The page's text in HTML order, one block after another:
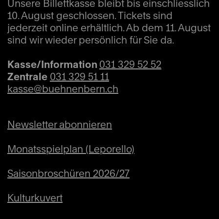
Suite aus GOD OF WAR
Bear McCreary / arr. Thomas Byla (9‘)
«Baba Yetu»aus CIVILIZATION IV
Christopher Tin (4’)
«One Winged Angel»aus FINAL FANTASY
VII
«Toss A Coin To Your Witcher»
Unsere Billettkasse bleibt bis einschliesslich
10. August geschlossen. Tickets sind
jederzeit online erhältlich. Ab dem 11. August
sind wir wieder persönlich für Sie da.
Kasse/Information 031 329 52 52
Zentrale 031 329 51 11
kasse@buehnenbern.ch
Newsletter abonnieren
Monatsspielplan (Leporello)
Saisonbroschüren 2026/27
Kulturkuvert